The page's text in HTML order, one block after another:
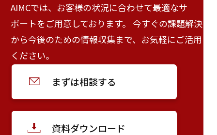
AIMCでは、お客様の状況に合わせて最適なサ
ポートをご用意しております。 今すぐの課題解決
から今後のための情報収集まで、お気軽にご活用
ください。
まずは相談する
資料ダウンロード